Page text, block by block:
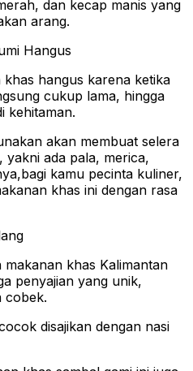
dan kecap manis yang
arang.
Hangus
khas hangus karena ketika
cukup lama, hingga
kehitaman.
akan membuat selera
yakni ada pala, merica,
kamu pecinta kuliner,
khas ini dengan rasa
makanan khas Kalimantan
penyajian yang unik,
cobek.
disajikan dengan nasi